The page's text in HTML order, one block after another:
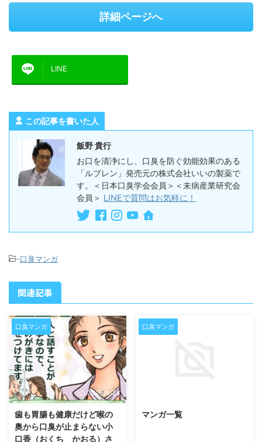
詳細ページへ
LINE
この記事を書いた人
飯野 貴行
お口を清浄にし、口臭を防ぐ効能効果のある
「ルブレン」発売元の株式会社いいの製薬で
す。＜日本口臭学会会員＞＜未病産業研究会
会員＞ LINEで質問はお気軽に！
-口臭マンガ
関連記事
口臭マンガ
2026/5/28
歯も胃腸も健康だけど喉の
奥から口臭が止まらない小
口香（おくち かおる）さ
口臭マンガ
マンガ一覧